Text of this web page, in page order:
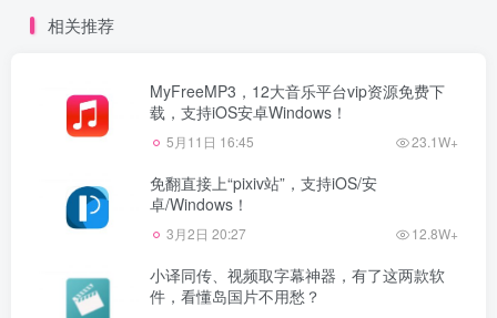
相关推荐
MyFreeMP3，12大音乐平台vip资源免费下
载，支持iOS安卓Windows！
5月11日 16:45 23.1W+
免翻直接上“pixiv站”，支持iOS/安
卓/Windows！
3月2日 20:27 12.8W+
小译同传、视频取字幕神器，有了这两款软
件，看懂岛国片不用愁？